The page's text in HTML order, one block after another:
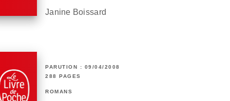
Janine Boissard
PARUTION : 09/04/2008
288 PAGES
ROMANS